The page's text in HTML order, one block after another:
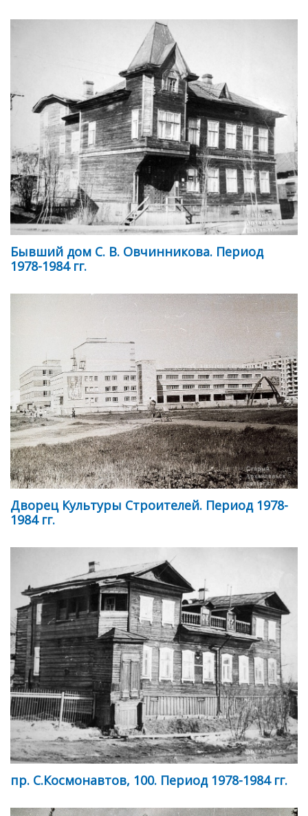
Бывший дом С. В. Овчинникова. Период
1978-1984 гг.
Дворец Культуры Строителей. Период 1978-
1984 гг.
пр. С.Космонавтов, 100. Период 1978-1984 гг.